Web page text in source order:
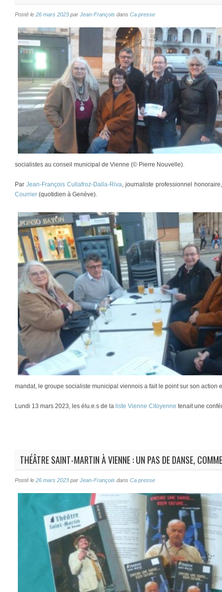
Posté le 26 mars 2023 par Jean-François dans Ca presse
socialistes au conseil municipal de Vienne (© Pierre Nouvelle).
Par Jean-François Cullafroz-Dalla-Riva, journaliste professionnel
Courrier (quotidien à Genève).
mandat, le groupe socialiste municipal viennois a fait le point sur son action
Lundi 13 mars 2023, les élu.e.s de la liste Vienne Citoyenne tenait une
THÉÂTRE SAINT-MARTIN À VIENNE : UN PAS DE DANSE,
Posté le 26 mars 2023 par Jean-François dans Ca presse